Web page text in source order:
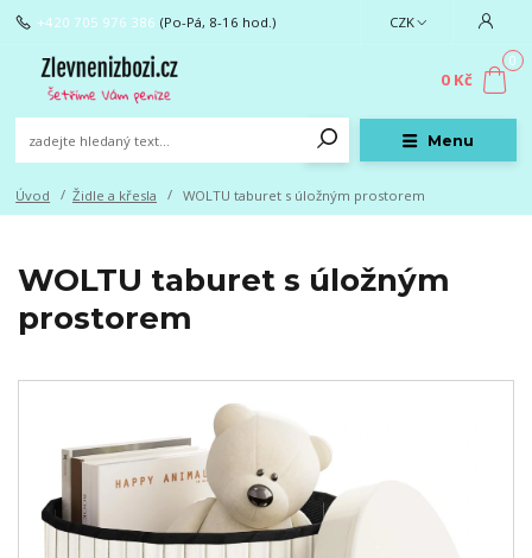
Menu
CZK
+420 705 976 386 (Po-Pá, 8-16 hod.)
0
0 Kč
Úvod Židle a křesla WOLTU taburet s úložným prostorem
WOLTU taburet s úložným
prostorem